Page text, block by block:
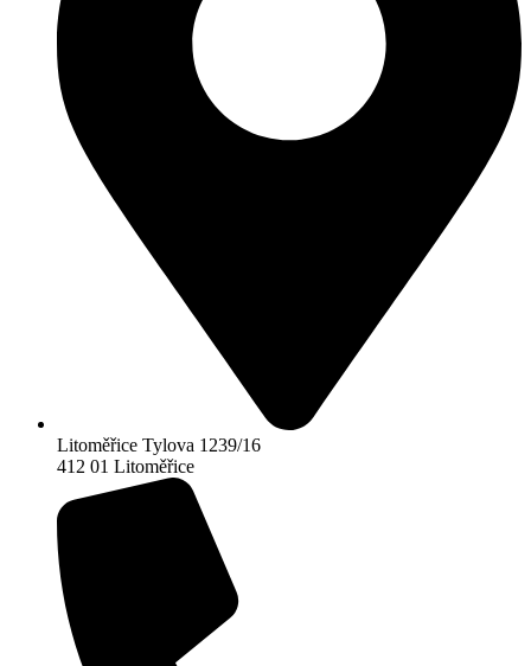
Litoměřice Tylova 1239/16
412 01 Litoměřice